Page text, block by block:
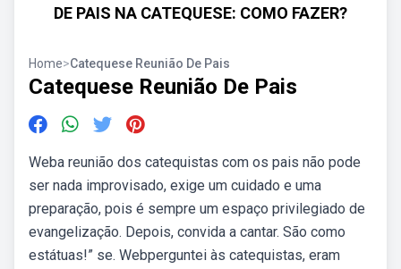
DE PAIS NA CATEQUESE: COMO FAZER?
Home>Catequese Reunião De Pais
Catequese Reunião De Pais
Weba reunião dos catequistas com os pais não pode
ser nada improvisado, exige um cuidado e uma
preparação, pois é sempre um espaço privilegiado de
evangelização. Depois, convida a cantar. São como
estátuas!” se. Webperguntei às catequistas, eram